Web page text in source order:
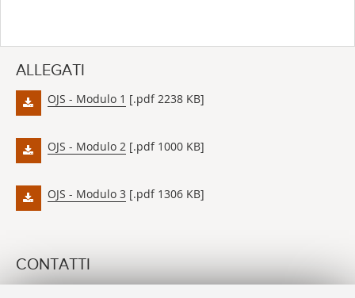
ALLEGATI
OJS - Modulo 1 [.pdf 2238 KB]
OJS - Modulo 2 [.pdf 1000 KB]
OJS - Modulo 3 [.pdf 1306 KB]
CONTATTI